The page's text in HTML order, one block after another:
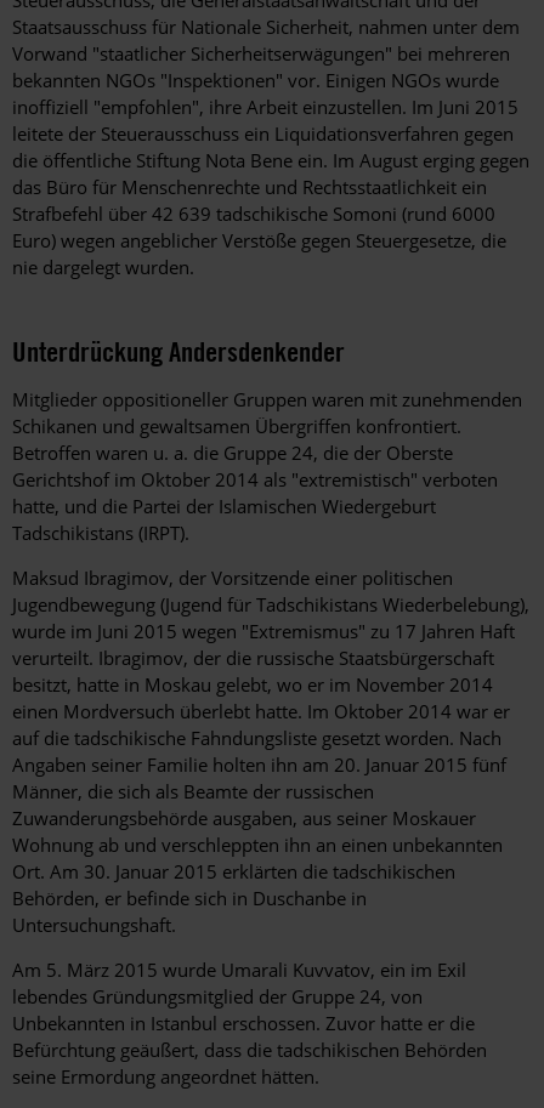
Staatsausschuss für Nationale Sicherheit, nahmen unter dem
Vorwand "staatlicher Sicherheitserwägungen" bei mehreren
bekannten NGOs "Inspektionen" vor. Einigen NGOs wurde
inoffiziell "empfohlen", ihre Arbeit einzustellen. Im Juni 2015
leitete der Steuerausschuss ein Liquidationsverfahren gegen
die öffentliche Stiftung Nota Bene ein. Im August erging gegen
das Büro für Menschenrechte und Rechtsstaatlichkeit ein
Strafbefehl über 42 639 tadschikische Somoni (rund 6000
Euro) wegen angeblicher Verstöße gegen Steuergesetze, die
nie dargelegt wurden.
Unterdrückung Andersdenkender
Mitglieder oppositioneller Gruppen waren mit zunehmenden
Schikanen und gewaltsamen Übergriffen konfrontiert.
Betroffen waren u. a. die Gruppe 24, die der Oberste
Gerichtshof im Oktober 2014 als "extremistisch" verboten
hatte, und die Partei der Islamischen Wiedergeburt
Tadschikistans (IRPT).
Maksud Ibragimov, der Vorsitzende einer politischen
Jugendbewegung (Jugend für Tadschikistans Wiederbelebung),
wurde im Juni 2015 wegen "Extremismus" zu 17 Jahren Haft
verurteilt. Ibragimov, der die russische Staatsbürgerschaft
besitzt, hatte in Moskau gelebt, wo er im November 2014
einen Mordversuch überlebt hatte. Im Oktober 2014 war er
auf die tadschikische Fahndungsliste gesetzt worden. Nach
Angaben seiner Familie holten ihn am 20. Januar 2015 fünf
Männer, die sich als Beamte der russischen
Zuwanderungsbehörde ausgaben, aus seiner Moskauer
Wohnung ab und verschleppten ihn an einen unbekannten
Ort. Am 30. Januar 2015 erklärten die tadschikischen
Behörden, er befinde sich in Duschanbe in
Untersuchungshaft.
Am 5. März 2015 wurde Umarali Kuvvatov, ein im Exil
lebendes Gründungsmitglied der Gruppe 24, von
Unbekannten in Istanbul erschossen. Zuvor hatte er die
Befürchtung geäußert, dass die tadschikischen Behörden
seine Ermordung angeordnet hätten.